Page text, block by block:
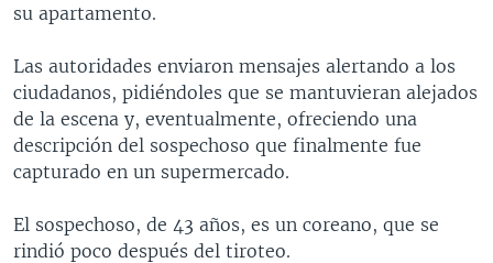
su apartamento.
Las autoridades enviaron mensajes alertando a los
ciudadanos, pidiéndoles que se mantuvieran alejados
de la escena y, eventualmente, ofreciendo una
descripción del sospechoso que finalmente fue
capturado en un supermercado.
El sospechoso, de 43 años, es un coreano, que se
rindió poco después del tiroteo.